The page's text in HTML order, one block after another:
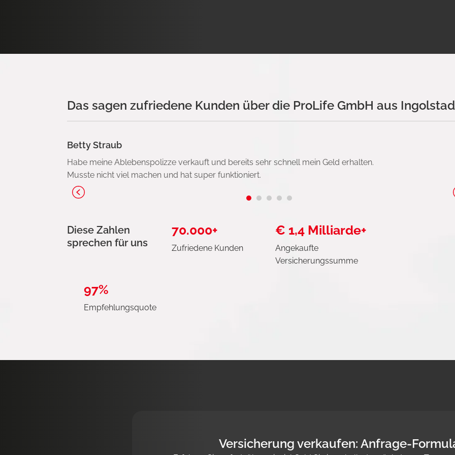
Das sagen zufriedene Kunden über die ProLife GmbH aus
Betty Straub
Habe meine Ablebenspolizze verkauft und bereits sehr schnell mein Geld erhalten.
Musste nicht viel machen und hat super funktioniert.
Diese Zahlen
sprechen für uns
70.000+
Zufriedene Kunden
€ 1,4 Milliarde+
Angekaufte
Versicherungssumme
97%
Empfehlungsquote
Versicherung verkaufen: Anfrage-